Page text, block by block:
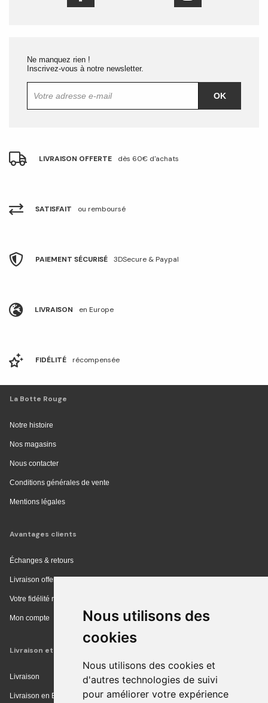
Nous utilisons des
cookies
Nous utilisons des cookies et
d'autres technologies de suivi
pour améliorer votre expérience
Ne manquez rien !
Inscrivez-vous à notre newsletter.
OK
LIVRAISON OFFERTE dès 60€ d'achats
SATISFAIT ou remboursé
PAIEMENT SÉCURISÉ 3DSecure & Paypal
LIVRAISON en Europe
FIDÉLITÉ récompensée
La Botte Rouge
Notre histoire
Nos magasins
Nous contacter
Conditions générales de vente
Mentions légales
Avantages clients
Échanges & retours
Livraison offerte en magasin
Votre fidélité récompensée
Mon compte
Livraison et achat
Livraison
Livraison en Europe